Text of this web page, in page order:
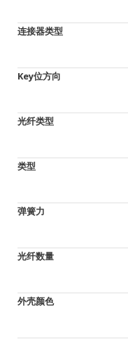
连接器类型
Key位方向
光纤类型
类型
弹簧力
光纤数量
外壳颜色